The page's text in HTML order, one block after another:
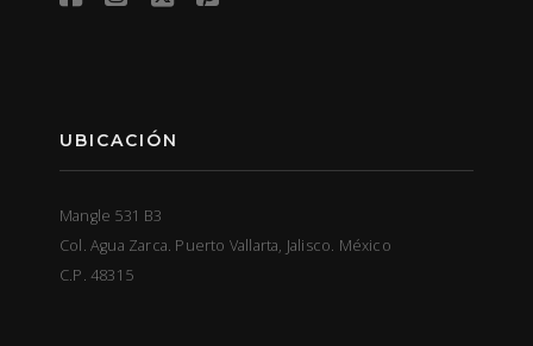
UBICACIÓN
Mangle 531 B3
Col. Agua Zarca. Puerto Vallarta, Jalisco. México
C.P. 48315